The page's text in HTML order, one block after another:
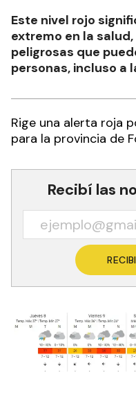
Este nivel rojo
extremo en la
peligrosas que
personas, incluso a
Rige una alerta roja
para la provincia de
Recibí las